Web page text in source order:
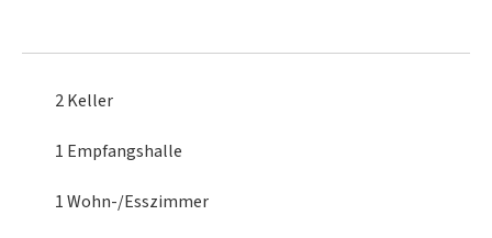
2 Keller
1 Empfangshalle
1 Wohn-/Esszimmer